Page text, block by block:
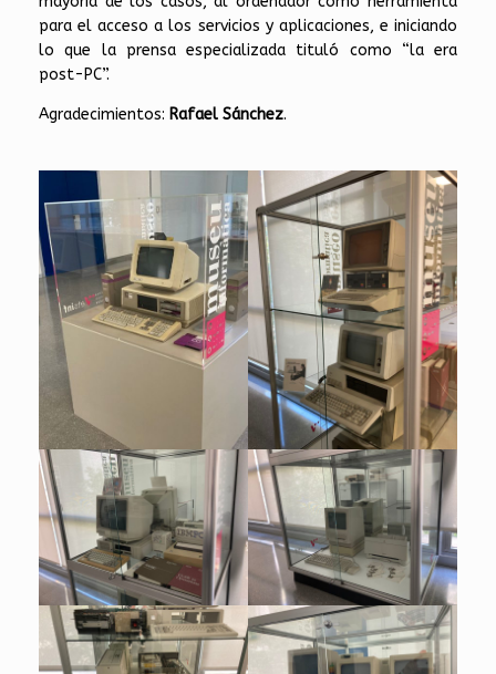
para el acceso a los servicios y aplicaciones, e iniciando
lo que la prensa especializada tituló como “la era
post-PC”.
Agradecimientos: Rafael Sánchez.